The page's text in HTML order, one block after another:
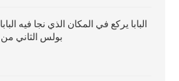
البابا يركع في المكان الذي نجا فيه
بولس الثاني من